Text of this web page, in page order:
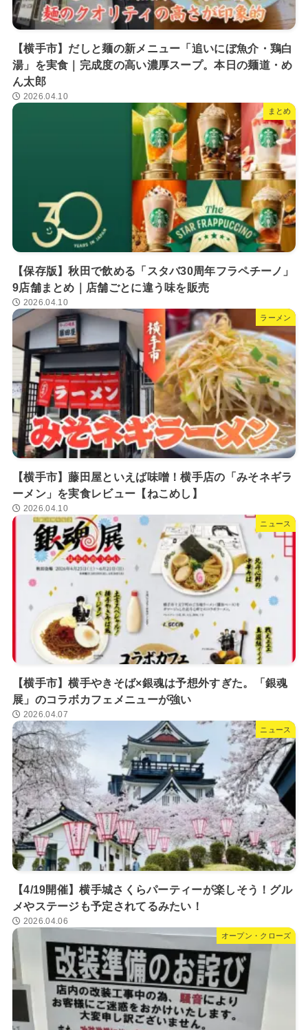
【横手市】だしと麺の新メニュー「追いにぼ魚介・鶏白
湯」を実食｜完成度の高い濃厚スープ。本日の麺道・め
ん太郎
2026.04.10
まとめ
【保存版】秋田で飲める「スタバ30周年フラペチーノ」
9店舗まとめ｜店舗ごとに違う味を販売
2026.04.10
ラーメン
【横手市】藤田屋といえば味噌！横手店の「みそネギラ
ーメン」を実食レビュー【ねこめし】
2026.04.10
ニュース
【横手市】横手やきそば×銀魂は予想外すぎた。「銀魂
展」のコラボカフェメニューが強い
2026.04.07
ニュース
【4/19開催】横手城さくらパーティーが楽しそう！グル
メやステージも予定されてるみたい！
2026.04.06
オープン・クローズ